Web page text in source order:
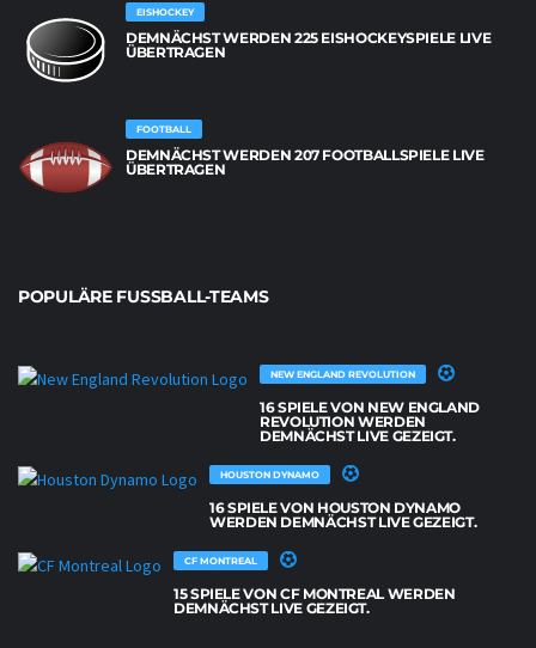
EISHOCKEY
DEMNÄCHST WERDEN 225 EISHOCKEYSPIELE LIVE
ÜBERTRAGEN
FOOTBALL
DEMNÄCHST WERDEN 207 FOOTBALLSPIELE LIVE
ÜBERTRAGEN
POPULÄRE FUSSBALL-TEAMS
NEW ENGLAND REVOLUTION
16 SPIELE VON NEW ENGLAND
REVOLUTION WERDEN
DEMNÄCHST LIVE GEZEIGT.
HOUSTON DYNAMO
16 SPIELE VON HOUSTON DYNAMO
WERDEN DEMNÄCHST LIVE GEZEIGT.
CF MONTREAL
15 SPIELE VON CF MONTREAL WERDEN
DEMNÄCHST LIVE GEZEIGT.